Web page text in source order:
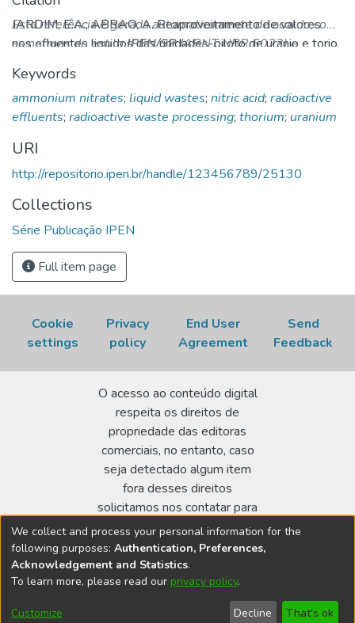
JARDIM, E.A.; ABRAO, A. Reaproveitamento de valores
nos efluentes liquidos das unidades-piloto de uranio e torio.
http://repositorio.ipen.br/handle/123456789/25130.
Acesso em: 07 Aug 2026.
Esta referência é gerada automaticamente de acordo com
as normas do estiloIPEN/SP(ABNT NBR 6023) e
necessário.
Keywords
ammonium nitrates; liquid wastes; nitric acid; radioactive
effluents; radioactive waste processing; thorium; uranium
URI
http://repositorio.ipen.br/handle/123456789/25130
Collections
Série Publicação IPEN
Full item page
Cookie
settings
Privacy
policy
End User
Agreement
Send
Feedback
O acesso ao conteúdo digital
respeita os direitos de
propriedade das editoras
comerciais, no entanto, caso
seja detectado algum item
fora desses direitos
solicitamos nos contatar para
realizar a regularização.
Biblioteca Terezine Arantes Ferraz
Av. Lineu Prestes 2242 - Cidade Universitária - CEP:
We collect and process your personal information for the
following purposes: Authentication, Preferences,
Acknowledgement and Statistics.
To learn more, please read our privacy policy.
Customize Decline That's ok